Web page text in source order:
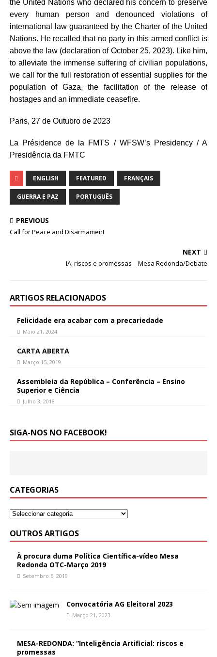
the United Nations who declared his concern to preserve
every human person and denounced violations of
international law guaranteed by the Charter of the United
Nations. He recalled that no party in this armed conflict is
above the law (declaration of October 25, 2023). Like him,
to alleviate the immense suffering of civilian populations,
we call for the full restoration of essential supplies for the
population of Gaza, the facilitation of the release of
hostages and an immediate ceasefire.
Paris, 27 de Outubro de 2023
La Présidence de la FMTS / WFSW’s Presidency / A
Presidência da FMTC
ENGLISH FEATURED FRANÇAIS
GUERRA E PAZ PORTUGUÊS
PREVIOUS
Call for Peace and Disarmament
NEXT
IA: riscos e promessas – Mesa Redonda/Debate
ARTIGOS RELACIONADOS
Felicidade era acabar com a precariedade
Maio 21, 2024
CARTA ABERTA
Março 15, 2019
Assembleia da República – Conferência – Ensino
Superior e Ciência
Julho 3, 2018
SIGA-NOS NO FACEBOOK!
CATEGORIAS
OUTROS ARTIGOS
À procura duma Política Científica-vídeo Mesa
Redonda OTC-Março 2019
Setembro 6, 2019
Convocatória AG Eleitoral 2023
Março 21, 2023
MESA-REDONDA: “Inteligência Artificial: riscos e
promessas